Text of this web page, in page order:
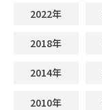
2022年
2018年
2014年
2010年